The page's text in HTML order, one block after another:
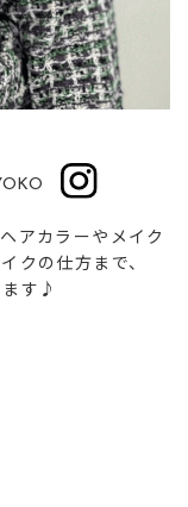
アカラーやメイク
クの仕方まで、
す♪